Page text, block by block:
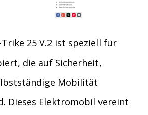
Trike 25 V.2 ist speziell für
die auf Sicherheit,
Mobilität
Dieses Elektromobil vereint